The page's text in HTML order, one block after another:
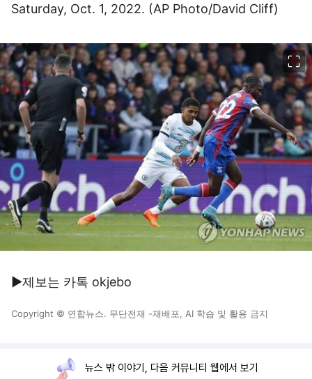
Saturday, Oct. 1, 2022. (AP Photo/David Cliff)
▶제보는 카톡 okjebo
Copyright © 연합뉴스. 무단전재 -재배포, AI 학습 및 활용 금지
뉴스 밖 이야기, 다음 커뮤니티 웹에서 보기